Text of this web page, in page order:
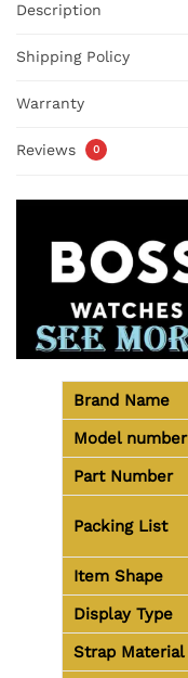
Description
Shipping Policy
Warranty
Reviews 0
Brand Name
Model number
Part Number
Packing List
Item Shape
Display Type
Strap Material